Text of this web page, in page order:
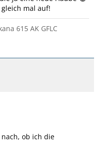
mal auf!
615 AK GFLC
ob ich die